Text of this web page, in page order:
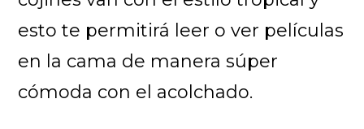
esto te permitirá leer o ver películas
en la cama de manera súper
cómoda con el acolchado.